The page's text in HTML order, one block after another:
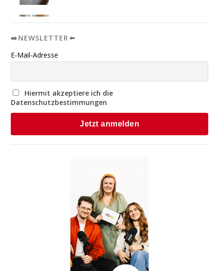
➡️NEWSLETTER⬅️
E-Mail-Adresse
Hiermit akzeptiere ich die
Datenschutzbestimmungen